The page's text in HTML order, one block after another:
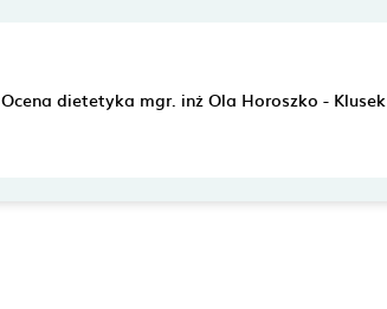
Ocena dietetyka mgr. inż Ola Horoszko - Klusek